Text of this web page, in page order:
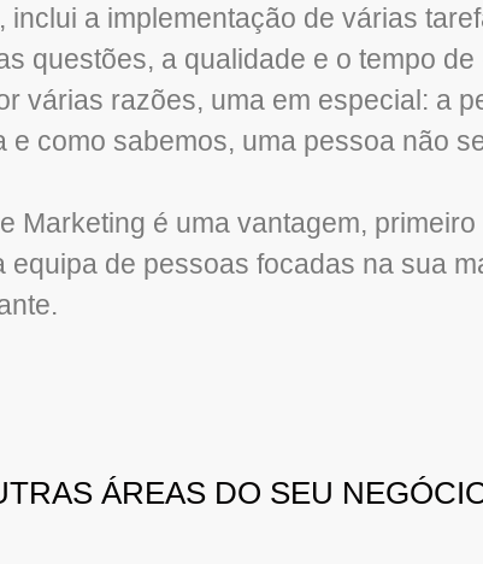
a implementação de várias
questões, a qualidade e o tempo
várias razões, uma em especial: a
como sabemos, uma pessoa não
Marketing é uma vantagem,
de pessoas focadas na sua
ÁREAS DO SEU